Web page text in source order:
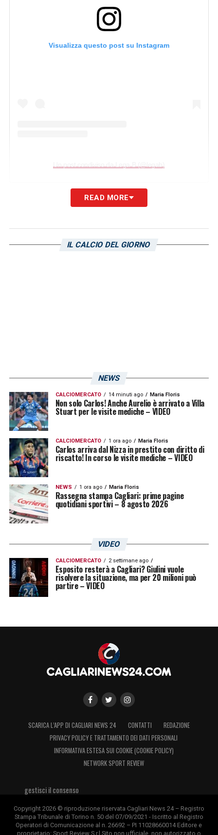
Visualizza questo post su Instagram
LA PLAYLIST DELLE NOSTRE TOP NEWS
READ MORE
IL CALCIO DEL GIORNO
NEWS
CALCIOMERCATO 14 minuti ago Maria Floris
Non solo Carlos! Anche Aurelio è arrivato a Villa
Stuart per le visite mediche – VIDEO
CALCIOMERCATO 1 ora ago Maria Floris
Carlos arriva dal Nizza in prestito con diritto di
riscatto! In corso le visite mediche – VIDEO
NEWS 1 ora ago Maria Floris
Rassegna stampa Cagliari: prime pagine
quotidiani sportivi – 8 agosto 2026
VIDEO
CALCIOMERCATO 2 settimane ago
Esposito resterà a Cagliari? Giulini vuole
risolvere la situazione, ma per 20 milioni può
partire – VIDEO
SCARICA L’APP DI CAGLIARI NEWS 24 CONTATTI
REDAZIONE
PRIVACY POLICY E TRATTAMENTO DEI DATI PERSONALI
INFORMATIVA ESTESA SUI COOKIE (COOKIE POLICY)
NETWORK SPORT REVIEW
gestisci il consenso
Copyright 2026 © riproduzione riservata Cagliari News 24 – Registro
Stampa Tribunale di Torino n. 50 del 07/09/2021 - Iscritto al Registro
Operatori di Comunicazione al n. 26692 – PI 11028660014 Editore e
proprietario: Sport Review S.r.l Sito non ufficiale, non autorizzato o